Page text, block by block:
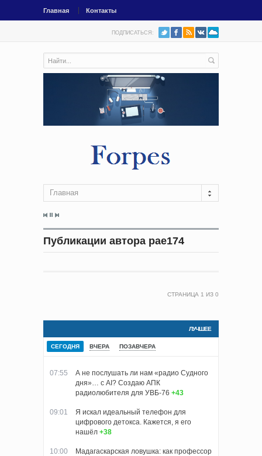
Главная Контакты
ПОДПИСАТЬСЯ:
Главная
Публикации автора pae174
СТРАНИЦА 1 ИЗ 0
ЛУЧШЕЕ
СЕГОДНЯ ВЧЕРА ПОЗАВЧЕРА
07:55
А не послушать ли нам «радио Судного
дня»… с AI? Создаю АПК
радиолюбителя для УВБ-76 +43
09:01
Я искал идеальный телефон для
цифрового детокса. Кажется, я его
нашёл +38
10:00
Мадагаскарская ловушка: как профессор